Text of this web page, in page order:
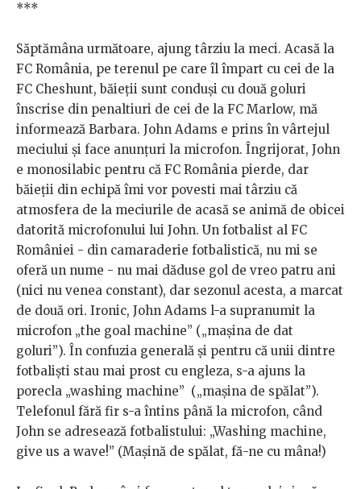
***
Săptămâna următoare, ajung târziu la meci. Acasă la
FC România, pe terenul pe care îl împart cu cei de la
FC Cheshunt, băieții sunt conduși cu două goluri
înscrise din penaltiuri de cei de la FC Marlow, mă
informează Barbara. John Adams e prins în vârtejul
meciului și face anunțuri la microfon. Îngrijorat, John
e monosilabic pentru că FC România pierde, dar
băieții din echipă îmi vor povesti mai târziu că
atmosfera de la meciurile de acasă se animă de obicei
datorită microfonului lui John. Un fotbalist al FC
României - din camaraderie fotbalistică, nu mi se
oferă un nume - nu mai dăduse gol de vreo patru ani
(nici nu venea constant), dar sezonul acesta, a marcat
de două ori. Ironic, John Adams l-a supranumit la
microfon „the goal machine” („mașina de dat
goluri”). În confuzia generală și pentru că unii dintre
fotbaliști stau mai prost cu engleza, s-a ajuns la
porecla „washing machine” („mașina de spălat”).
Telefonul fără fir s-a întins până la microfon, când
John se adresează fotbalistului: „Washing machine,
give us a wave!” (Mașină de spălat, fă-ne cu mâna!)